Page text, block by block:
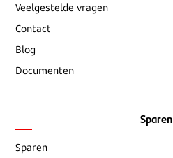
Veelgestelde vragen
Contact
Blog
Documenten
Sparen
Sparen